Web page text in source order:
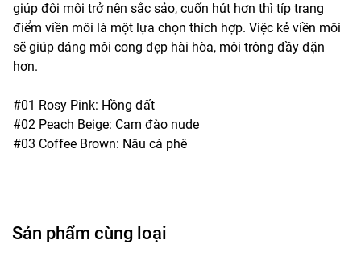
giúp đôi môi trở nên sắc sảo, cuốn hút hơn thì típ trang
điểm viền môi là một lựa chọn thích hợp. Việc kẻ viền môi
sẽ giúp dáng môi cong đẹp hài hòa, môi trông đầy đặn
hơn.
#01 Rosy Pink: Hồng đất
#02 Peach Beige: Cam đào nude
#03 Coffee Brown: Nâu cà phê
Sản phẩm cùng loại